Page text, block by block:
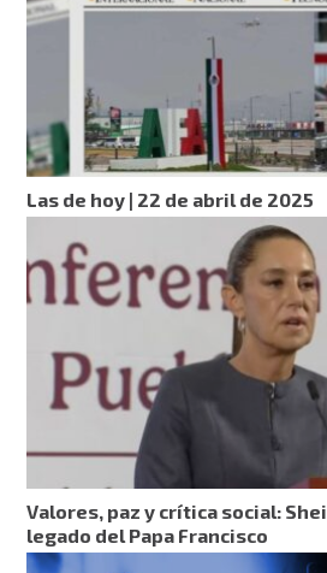
Las de hoy | 22 de abril de 2025
Valores, paz y crítica social:
legado del Papa Francisco